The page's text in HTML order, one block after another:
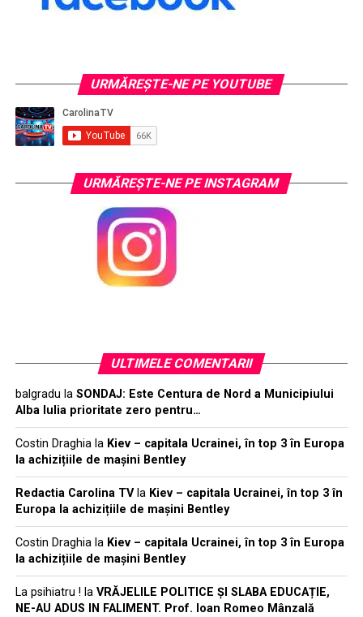
URMĂREŞTE-NE PE YOUTUBE
URMĂREŞTE-NE PE INSTAGRAM
ULTIMELE COMENTARII
balgradu la SONDAJ: Este Centura de Nord a Municipiului
Alba Iulia prioritate zero pentru…
Costin Draghiala Kiev – capitala Ucrainei, în top 3 în Europa
la achizițiile de mașini Bentley
Redactia Carolina TVla Kiev – capitala Ucrainei, în top 3 în
Europa la achizițiile de mașini Bentley
Costin Draghiala Kiev – capitala Ucrainei, în top 3 în Europa
la achizițiile de mașini Bentley
La psihiatru ! la VRĂJELILE POLITICE ȘI SLABA EDUCAȚIE,
NE-AU ADUS IN FALIMENT. Prof. Ioan Romeo Mânzală